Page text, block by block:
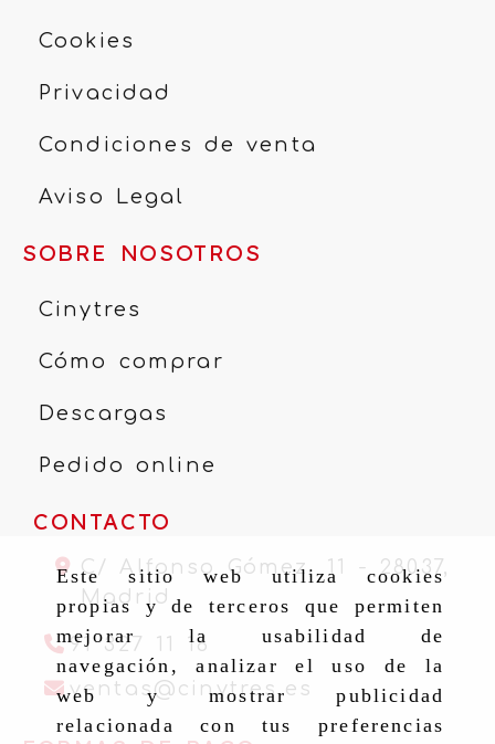
Este sitio web utiliza cookies
propias y de terceros que permiten
mejorar la usabilidad de
navegación, analizar el uso de la
web y mostrar publicidad
relacionada con tus preferencias
Cookies
Privacidad
Condiciones de venta
Aviso Legal
SOBRE NOSOTROS
Cinytres
Cómo comprar
Descargas
Pedido online
CONTACTO
C/ Alfonso Gómez, 11 - 28037,
Madrid
91 327 11 16
ventas cinytres.es ventas